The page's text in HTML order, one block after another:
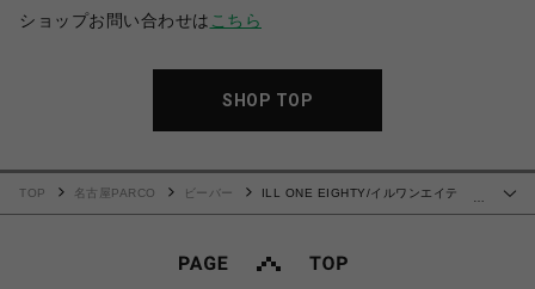
ショップお問い合わせは こちら
SHOP TOP
…
TOP 名古屋PARCO ビーバー
ILL ONE EIGHTY/イルワンエイテ